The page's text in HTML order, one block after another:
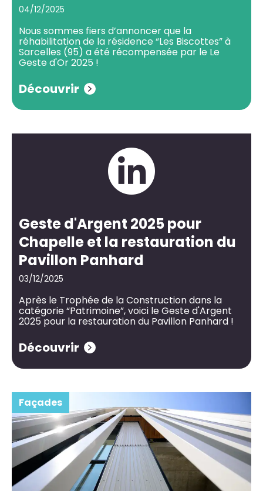
04/12/2025
Nous sommes fiers d’annoncer que la
réhabilitation de la résidence “Les Biscottes” à
Sarcelles (95) a été récompensée par le Le
Geste d'Or 2025 !
Découvrir
Geste d'Argent 2025 pour
Chapelle et la restauration du
Pavillon Panhard
03/12/2025
Après le Trophée de la Construction dans la
catégorie “Patrimoine”, voici le Geste d'Argent
2025 pour la restauration du Pavillon Panhard !
Découvrir
Façades